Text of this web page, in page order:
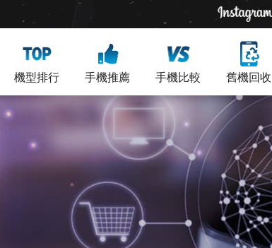
機型排行 手機推薦 手機比較 舊機回收